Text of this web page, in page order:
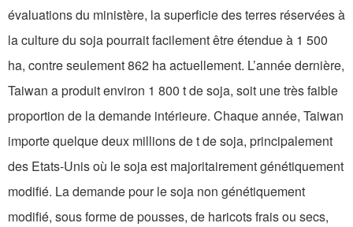
évaluations du ministère, la superficie des terres réservées à
la culture du soja pourrait facilement être étendue à 1 500
ha, contre seulement 862 ha actuellement. L’année dernière,
Taiwan a produit environ 1 800 t de soja, soit une très faible
proportion de la demande intérieure. Chaque année, Taiwan
importe quelque deux millions de t de soja, principalement
des Etats-Unis où le soja est majoritairement génétiquement
modifié. La demande pour le soja non génétiquement
modifié, sous forme de pousses, de haricots frais ou secs,